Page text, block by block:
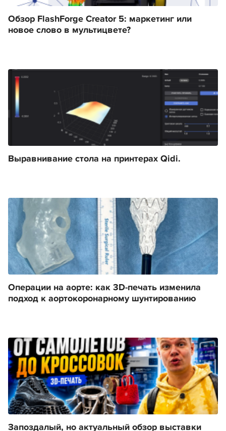
Обзор FlashForge Creator 5: маркетинг или
новое слово в мультицвете?
Выравнивание стола на принтерах Qidi.
Операции на аорте: как 3D-печать изменила
подход к аортокоронарному шунтированию
Запоздалый, но актуальный обзор выставки